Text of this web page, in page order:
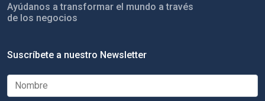
Ayúdanos a transformar el mundo a través
de los negocios
Suscríbete a nuestro Newsletter